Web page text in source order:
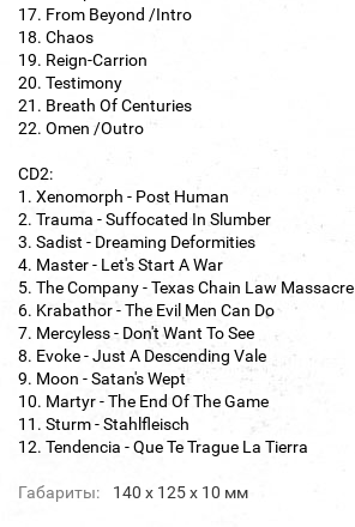
17. From Beyond /Intro
18. Chaos
19. Reign-Carrion
20. Testimony
21. Breath Of Centuries
22. Omen /Outro
CD2:
1. Xenomorph - Post Human
2. Trauma - Suffocated In Slumber
3. Sadist - Dreaming Deformities
4. Master - Let's Start A War
5. The Company - Texas Chain Law Massacre
6. Krabathor - The Evil Men Can Do
7. Mercyless - Don't Want To See
8. Evoke - Just A Descending Vale
9. Moon - Satan's Wept
10. Martyr - The End Of The Game
11. Sturm - Stahlfleisch
12. Tendencia - Que Te Trague La Tierra
Габариты: 140 х 125 х 10 мм